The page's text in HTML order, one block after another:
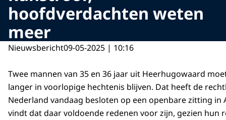
hoofdverdachten weten
meer
Nieuwsbericht09-05-2025 | 10:16
Twee mannen van 35 en 36 jaar uit Heerhugowaard
langer in voorlopige hechtenis blijven. Dat heeft de
Nederland vandaag besloten op een openbare zitting in
vindt dat daar voldoende redenen voor zijn, gezien hun